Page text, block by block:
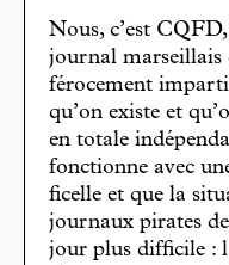
Nous, c’est
journal marseillais
férocement
qu’on existe et
en totale
fonctionne avec
ficelle et que la
journaux pirates
jour plus difficile :